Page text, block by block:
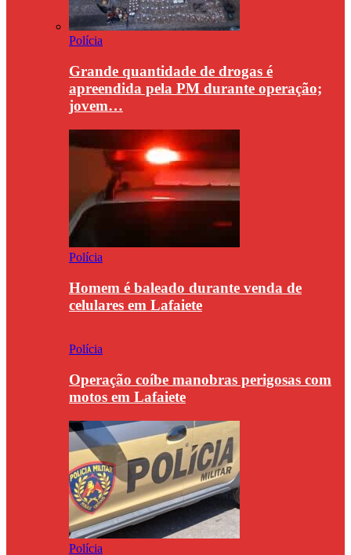
Polícia
Grande quantidade de drogas é
apreendida pela PM durante operação;
jovem…
Polícia
Homem é baleado durante venda de
celulares em Lafaiete
Polícia
Operação coíbe manobras perigosas com
motos em Lafaiete
Polícia